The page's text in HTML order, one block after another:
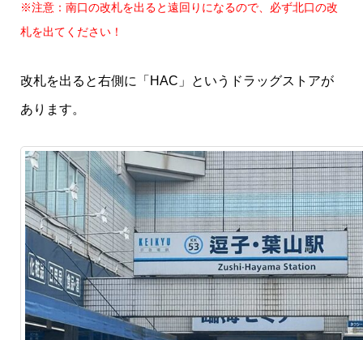
※注意：南口の改札を出ると遠回りになるので、必ず北口の改
札を出てください！
改札を出ると右側に「HAC」というドラッグストアが
あります。